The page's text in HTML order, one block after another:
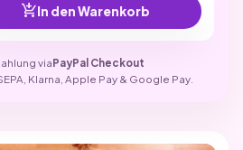
add_shopping_cartIn den Warenkorb
viaPayPal Checkout
Klarna, Apple Pay & Google Pay.